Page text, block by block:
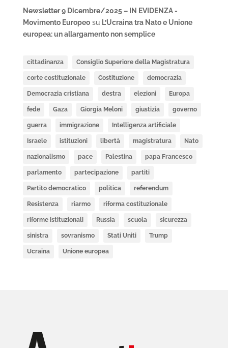
Newsletter 9 Dicembre/2025 – IN EVIDENZA -
Movimento Europeosu L’Ucraina tra Nato e Unione
europea: un allargamento non semplice
cittadinanza Consiglio Superiore della Magistratura
corte costituzionale Costituzione democrazia
Democrazia cristiana destra elezioni Europa
fede Gaza Giorgia Meloni giustizia governo
guerra immigrazione Intelligenza artificiale
Israele istituzioni libertà magistratura Nato
nazionalismo pace Palestina papa Francesco
parlamento partecipazione partiti
Partito democratico politica referendum
Resistenza riarmo riforma costituzionale
riforme istituzionali Russia scuola sicurezza
sinistra sovranismo Stati Uniti Trump
Ucraina Unione europea